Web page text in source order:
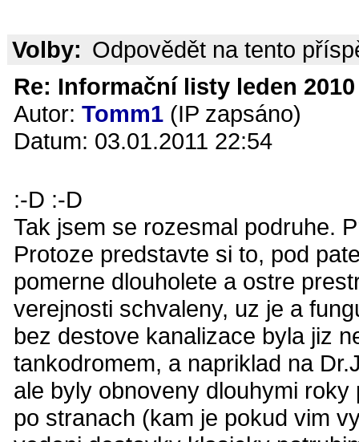
Volby: Odpovědět na tento
Re: Informační listy leden
Autor: Tomm1 (IP zapsáno)
Datum: 03.01.2011 22:54
:-D :-D
Tak jsem se rozesmal podruhe.
Protoze predstavte si to, pod
pomerne dlouholete a ostre
verejnosti schvaleny, uz je a
bez destove kanalizace byla jiz
tankodromem, a napriklad na
ale byly obnoveny dlouhymi
po stranach (kam je pokud vim